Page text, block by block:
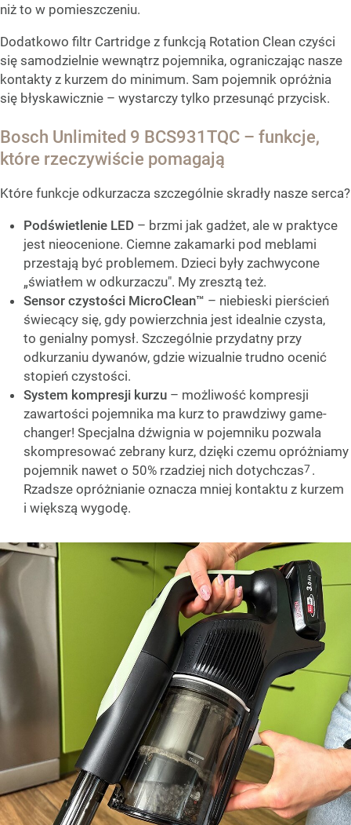
niż to w pomieszczeniu.
Dodatkowo filtr Cartridge z funkcją Rotation Clean czyści
się samodzielnie wewnątrz pojemnika, ograniczając nasze
kontakty z kurzem do minimum. Sam pojemnik opróżnia
się błyskawicznie – wystarczy tylko przesunąć przycisk.
Bosch Unlimited 9 BCS931TQC – funkcje,
które rzeczywiście pomagają
Które funkcje odkurzacza szczególnie skradły nasze serca?
Podświetlenie LED – brzmi jak gadżet, ale w praktyce
jest nieocenione. Ciemne zakamarki pod meblami
przestają być problemem. Dzieci były zachwycone
„światłem w odkurzaczu". My zresztą też.
Sensor czystości MicroClean™ – niebieski pierścień
świecący się, gdy powierzchnia jest idealnie czysta,
to genialny pomysł. Szczególnie przydatny przy
odkurzaniu dywanów, gdzie wizualnie trudno ocenić
stopień czystości.
System kompresji kurzu – możliwość kompresji
zawartości pojemnika ma kurz to prawdziwy game-
changer! Specjalna dźwignia w pojemniku pozwala
skompresować zebrany kurz, dzięki czemu opróżniamy
pojemnik nawet o 50% rzadziej nich dotychczas7.
Rzadsze opróżnianie oznacza mniej kontaktu z kurzem
i większą wygodę.